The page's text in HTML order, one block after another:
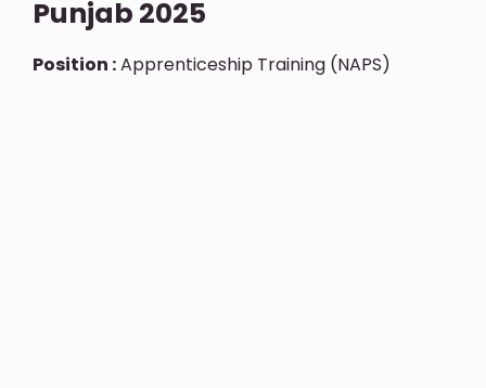
Punjab 2025
Position :Apprenticeship Training (NAPS)